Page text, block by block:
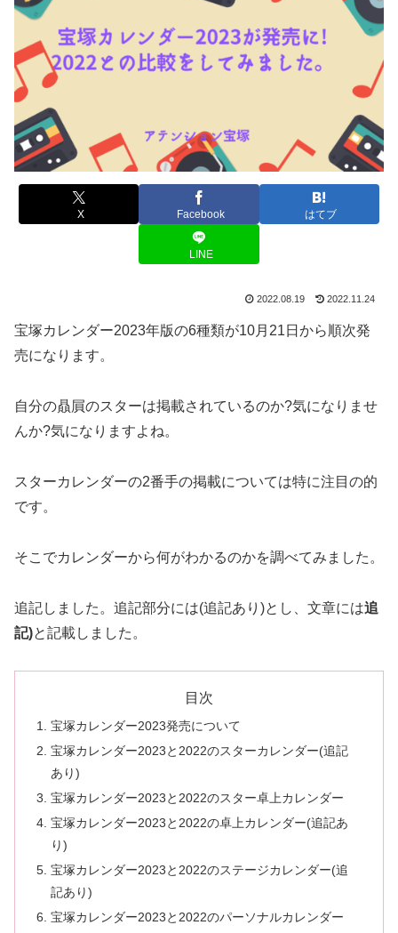
X Facebook はてブ
LINE
2022.08.19 2022.11.24
宝塚カレンダー2023年版の6種類が10月21日から順次発
売になります。
自分の贔屓のスターは掲載されているのか?気になりませ
んか?気になりますよね。
スターカレンダーの2番手の掲載については特に注目の的
です。
そこでカレンダーから何がわかるのかを調べてみました。
追記しました。追記部分には(追記あり)とし、文章には追
記)と記載しました。
目次
宝塚カレンダー2023発売について
宝塚カレンダー2023と2022のスターカレンダー(追記
あり)
宝塚カレンダー2023と2022のスター卓上カレンダー
宝塚カレンダー2023と2022の卓上カレンダー(追記あ
り)
宝塚カレンダー2023と2022のステージカレンダー(追
記あり)
宝塚カレンダー2023と2022のパーソナルカレンダー